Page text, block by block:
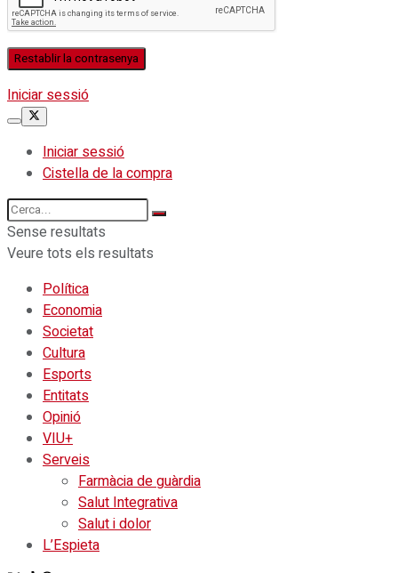
Iniciar sessió
Iniciar sessió
Cistella de la compra
Sense resultats
Veure tots els resultats
Política
Economia
Societat
Cultura
Esports
Entitats
Opinió
VIU+
Serveis
Farmàcia de guàrdia
Salut Integrativa
Salut i dolor
L’Espieta